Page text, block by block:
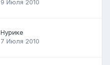
9 Июля 2010
Нурике
7 Июля 2010